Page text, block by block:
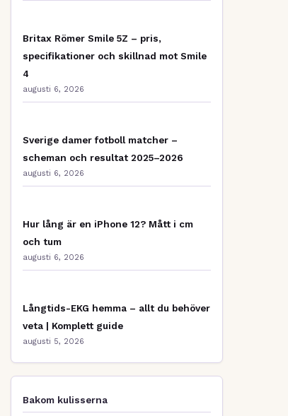
Britax Römer Smile 5Z – pris,
specifikationer och skillnad mot Smile
4
augusti 6, 2026
Sverige damer fotboll matcher –
scheman och resultat 2025–2026
augusti 6, 2026
Hur lång är en iPhone 12? Mått i cm
och tum
augusti 6, 2026
Långtids-EKG hemma – allt du behöver
veta | Komplett guide
augusti 5, 2026
Bakom kulisserna